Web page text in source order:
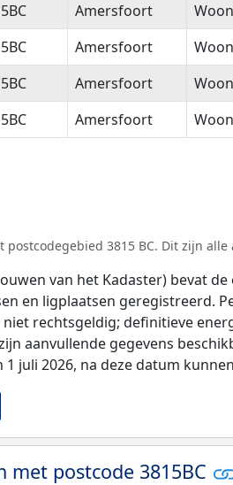
Amersfoort
Amersfoort
Amersfoort
Amersfoort
3815 BC. Dit zijn
van het Kadaster) bevat
en ligplaatsen geregistreerd.
rechtsgeldig; definitieve
aanvullende gegevens
juli 2026, na deze datum
met postcode 3815BC